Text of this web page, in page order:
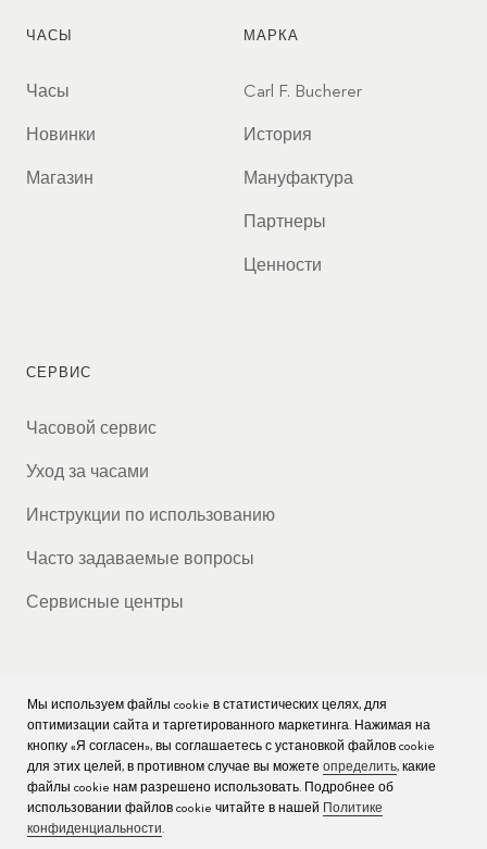
ЧАСЫ
Часы
Новинки
Магазин
МАРКА
Carl F. Bucherer
История
Мануфактура
Партнеры
Ценности
СЕРВИС
Часовой сервис
Уход за часами
Инструкции по использованию
Часто задаваемые вопросы
Сервисные центры
КОМПАНИЯ
Вакансии
Пресс
Мы используем файлы cookie в статистических целях, для
оптимизации сайта и таргетированного маркетинга. Нажимая на
кнопку «Я согласен», вы соглашаетесь с установкой файлов cookie
для этих целей, в противном случае вы можете определить, какие
файлы cookie нам разрешено использовать. Подробнее об
использовании файлов cookie читайте в нашей
Политике
конфиденциальности.